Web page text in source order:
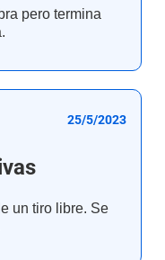
pero termina
25/5/2023
un tiro libre. Se